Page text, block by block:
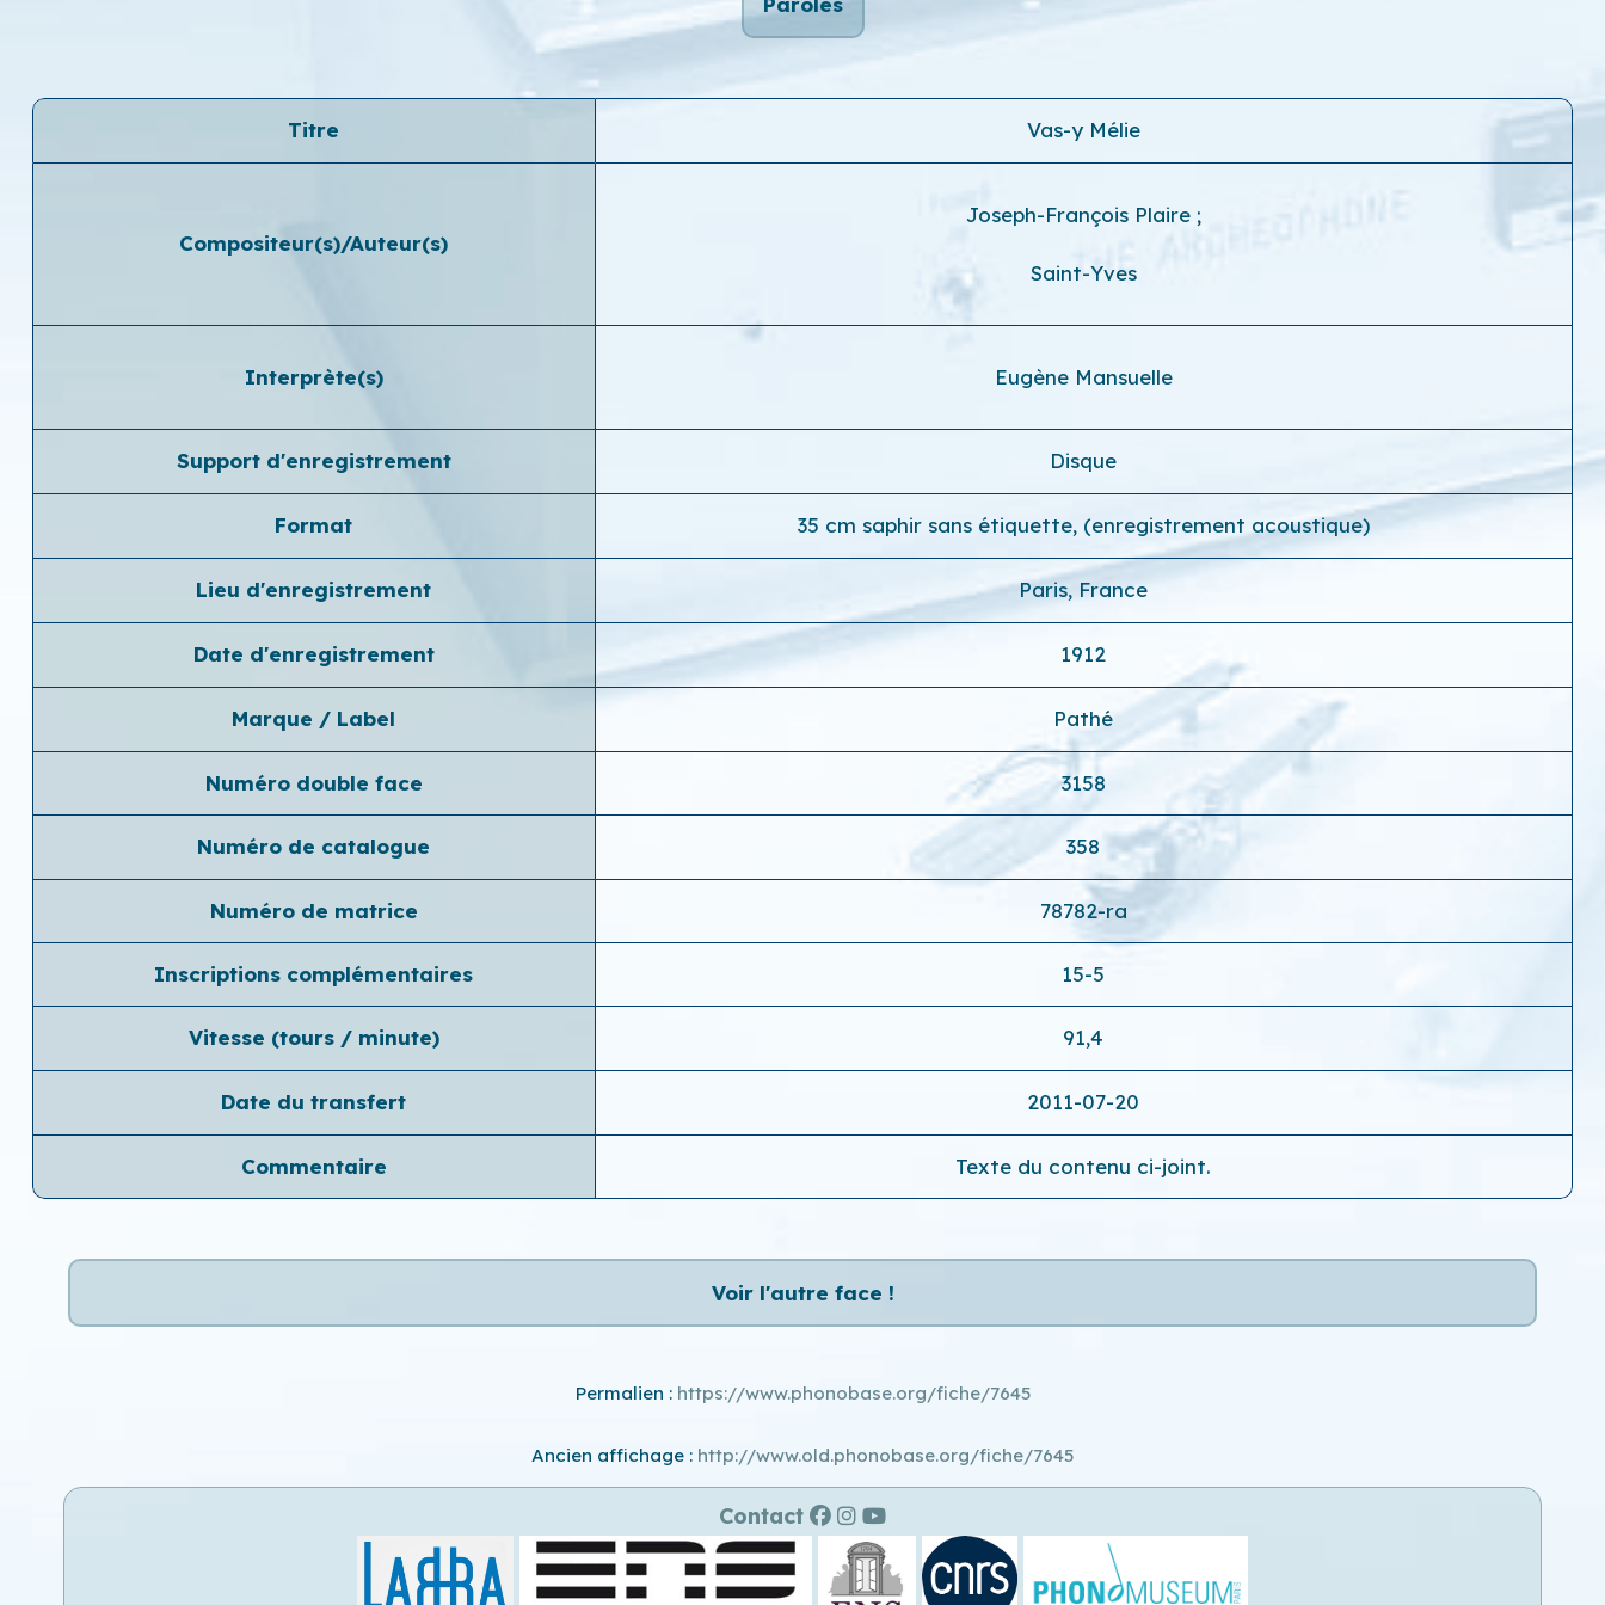
Titre Vas-y Mélie
Compositeur(s)/Auteur(s)
Joseph-François Plaire ;
Saint-Yves
Interprète(s) Eugène Mansuelle
Support d'enregistrement Disque
Format 35 cm saphir sans étiquette, (enregistrement acoustique)
Lieu d'enregistrement Paris, France
Date d'enregistrement 1912
Marque / Label Pathé
Numéro double face 3158
Numéro de catalogue 358
Numéro de matrice 78782-ra
Inscriptions complémentaires 15-5
Vitesse (tours / minute) 91,4
Date du transfert 2011-07-20
Commentaire Texte du contenu ci-joint.
Voir l'autre face !
Permalien : https://www.phonobase.org/fiche/7645
Ancien affichage : http://www.old.phonobase.org/fiche/7645
Contact